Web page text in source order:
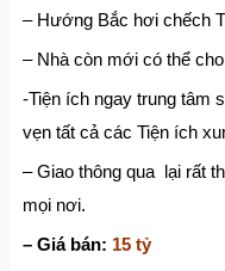
– Hướng Bắc hơi chếch
– Nhà còn mới có thể
-Tiện ích ngay trung tâm
vẹn tất cả các Tiện ích
– Giao thông qua lại rất
mọi nơi.
– Giá bán: 15 tỷ